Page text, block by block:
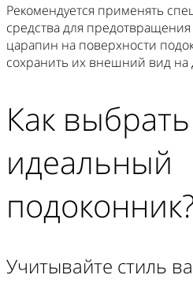
Рекомендуется применять
средства для
царапин на поверхности
сохранить их внешний вид на
Как выбрать
идеальный
Учитывайте стиль